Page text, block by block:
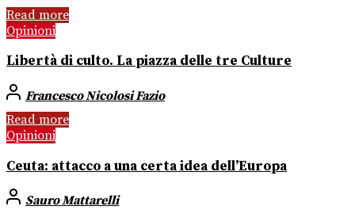
Read more
Opinioni
Libertà di culto. La piazza delle tre Culture
Francesco Nicolosi Fazio
Read more
Opinioni
Ceuta: attacco a una certa idea dell’Europa
Sauro Mattarelli